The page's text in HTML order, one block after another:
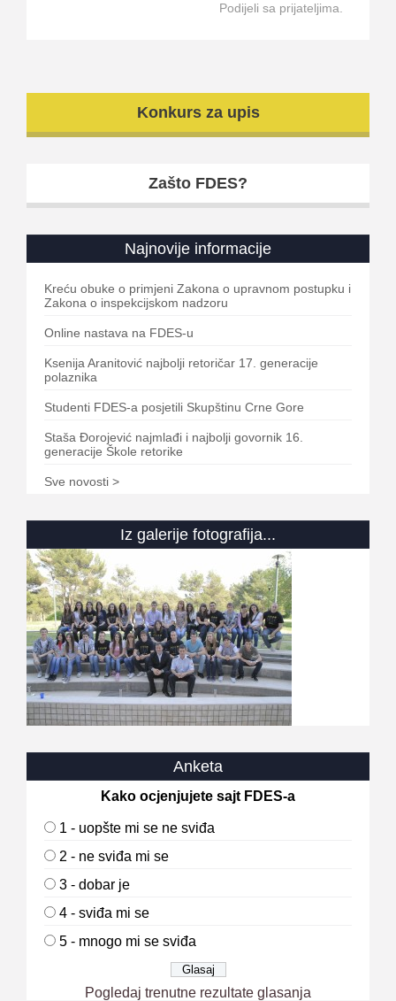
Podijeli sa prijateljima.
Konkurs za upis
Zašto FDES?
Najnovije informacije
Kreću obuke o primjeni Zakona o upravnom postupku i
Zakona o inspekcijskom nadzoru
Online nastava na FDES-u
Ksenija Aranitović najbolji retoričar 17. generacije
polaznika
Studenti FDES-a posjetili Skupštinu Crne Gore
Staša Đorojević najmlađi i najbolji govornik 16.
generacije Škole retorike
Sve novosti >
Iz galerije fotografija...
Anketa
Kako ocjenjujete sajt FDES-a
1 - uopšte mi se ne sviđa
2 - ne sviđa mi se
3 - dobar je
4 - sviđa mi se
5 - mnogo mi se sviđa
Pogledaj trenutne rezultate glasanja